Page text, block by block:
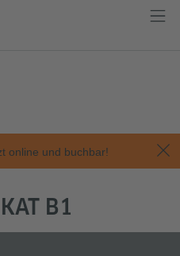
online und buchbar!
B1